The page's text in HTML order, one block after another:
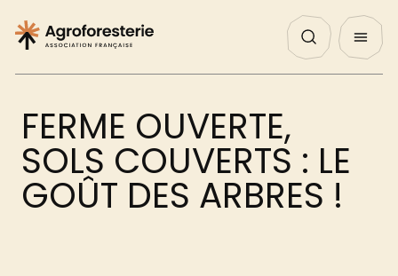
Nos Actualités English
QUI SOMMES NOUS ?
NOS ACTIONS
PROJETS
FERME OUVERTE,
SOLS COUVERTS : LE
GOÛT DES ARBRES !